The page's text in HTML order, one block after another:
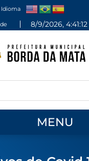
Idioma
8/9/2026,
MENU